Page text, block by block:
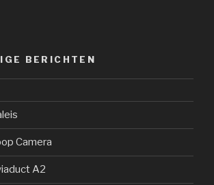
BERICHTEN
Camera
A2